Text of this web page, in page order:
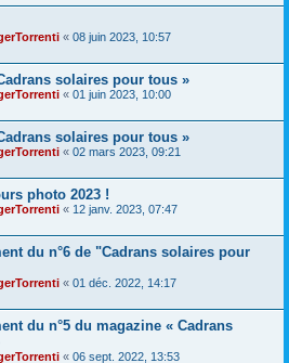
« 08 juin 2023, 10:57
solaires pour tous »
« 01 juin 2023, 10:00
solaires pour tous »
« 02 mars 2023, 09:21
photo 2023 !
« 12 janv. 2023, 07:47
du n°6 de "Cadrans solaires pour
« 01 déc. 2022, 14:17
du n°5 du magazine « Cadrans
« 06 sept. 2022, 13:53